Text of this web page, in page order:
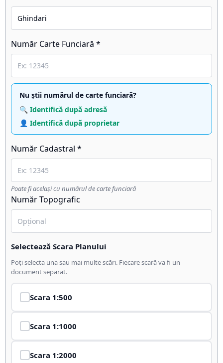
Număr Carte Funciară *
Nu știi numărul de carte funciară?
🔍 Identifică după adresă
👤 Identifică după proprietar
Număr Cadastral *
Poate fi același cu numărul de carte funciară
Număr Topografic
Selectează Scara Planului
Poți selecta una sau mai multe scări. Fiecare scară va fi un
document separat.
Scara 1:500
Scara 1:1000
Scara 1:2000